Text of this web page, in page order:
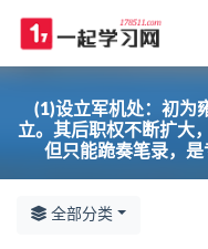
(1)设立军机处：初为
立。其后职权不断扩大
但只能跪奏笔录，
全部分类